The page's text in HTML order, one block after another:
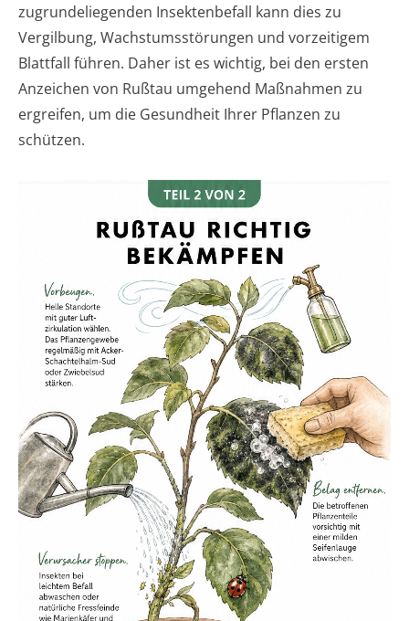
zugrundeliegenden Insektenbefall kann dies zu
Vergilbung, Wachstumsstörungen und vorzeitigem
Blattfall führen. Daher ist es wichtig, bei den ersten
Anzeichen von Rußtau umgehend Maßnahmen zu
ergreifen, um die Gesundheit Ihrer Pflanzen zu
schützen.